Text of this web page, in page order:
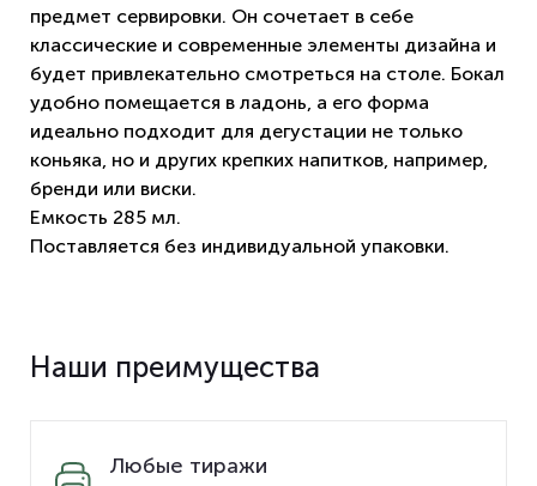
предмет сервировки. Он сочетает в себе
классические и современные элементы дизайна и
будет привлекательно смотреться на столе. Бокал
удобно помещается в ладонь, а его форма
идеально подходит для дегустации не только
коньяка, но и других крепких напитков, например,
бренди или виски.
Емкость 285 мл.
Поставляется без индивидуальной упаковки.
Наши преимущества
Любые тиражи